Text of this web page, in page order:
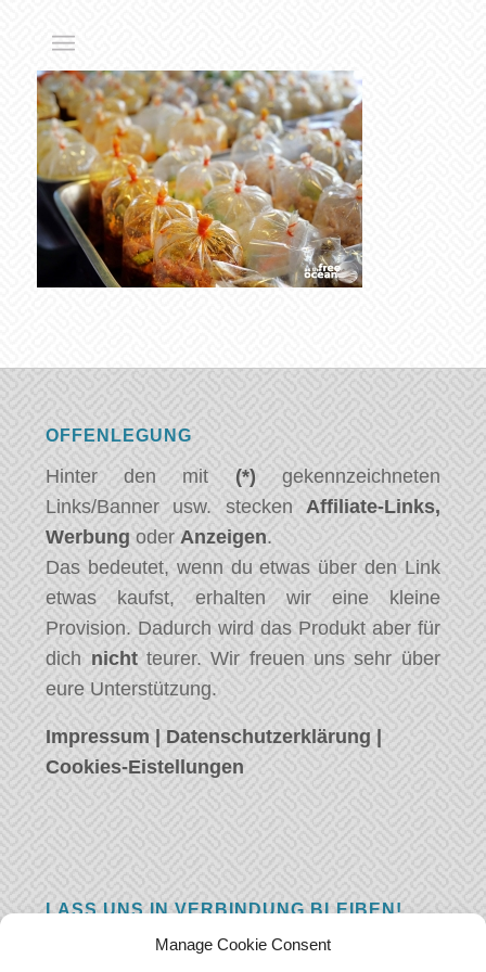
Manage Cookie Consent
OFFENLEGUNG
Hinter den mit (*) gekennzeichneten
Links/Banner usw. stecken Affiliate-Links,
Werbung oderAnzeigen.
Das bedeutet, wenn du etwas über den Link
etwas kaufst, erhalten wir eine kleine
Provision. Dadurch wird das Produkt aber für
dich nichtteurer. Wir freuen uns sehr über
eure Unterstützung.
Impressum | Datenschutzerklärung |
Cookies-Eistellungen
LASS UNS IN VERBINDUNG BLEIBEN!
Hast eine Frage, einen Kommentar, oder